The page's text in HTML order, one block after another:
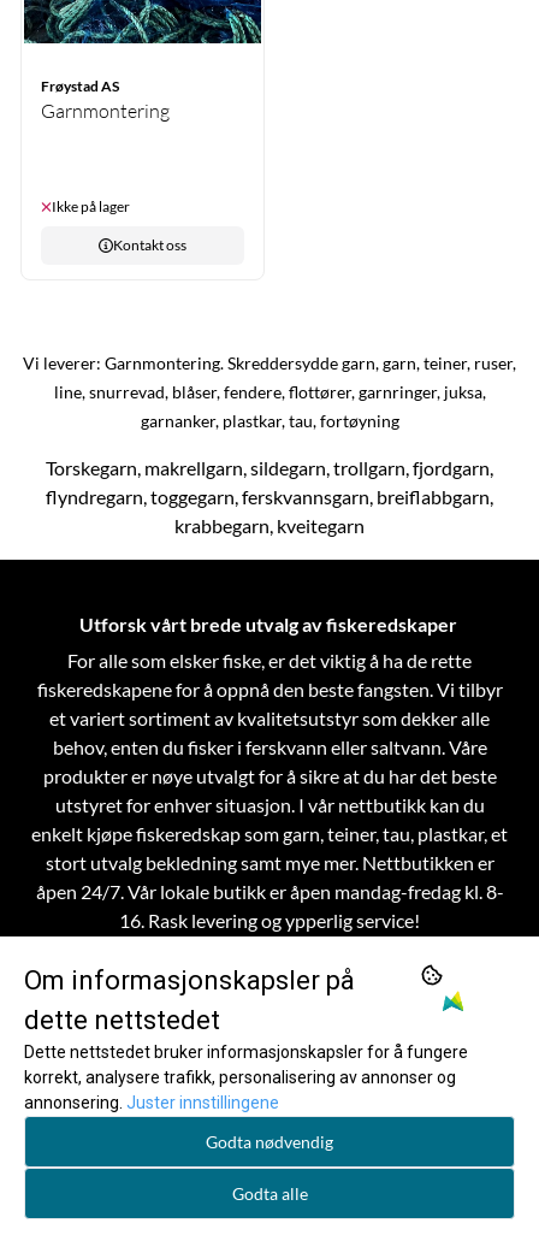
Frøystad AS
Garnmontering
Ikke på lager
Kontakt oss
Vi leverer: Garnmontering. Skreddersydde garn, garn, teiner, ruser,
line, snurrevad, blåser, fendere, flottører, garnringer, juksa,
garnanker, plastkar, tau, fortøyning
Torskegarn, makrellgarn, sildegarn, trollgarn, fjordgarn,
flyndregarn, toggegarn, ferskvannsgarn, breiflabbgarn,
krabbegarn, kveitegarn
Utforsk vårt brede utvalg av fiskeredskaper
For alle som elsker fiske, er det viktig å ha de rette
fiskeredskapene for å oppnå den beste fangsten. Vi tilbyr
et variert sortiment av kvalitetsutstyr som dekker alle
behov, enten du fisker i ferskvann eller saltvann. Våre
produkter er nøye utvalgt for å sikre at du har det beste
utstyret for enhver situasjon. I vår nettbutikk kan du
enkelt kjøpe fiskeredskap som garn, teiner, tau, plastkar, et
stort utvalg bekledning samt mye mer. Nettbutikken er
åpen 24/7. Vår lokale butikk er åpen mandag-fredag kl. 8-
16. Rask levering og ypperlig service!
OM OSS
Frøystad AS
6095 Bølandet
MENY
Om Frøystad
Kontaktinfo
INFO
NYHETSBREV
Registrer deg for å motta nyheter og tilbud!
E-post
Om informasjonskapsler på
dette nettstedet
Dette nettstedet bruker informasjonskapsler for å fungere
korrekt, analysere trafikk, personalisering av annonser og
annonsering. Juster innstillingene
Godta nødvendig
Godta alle